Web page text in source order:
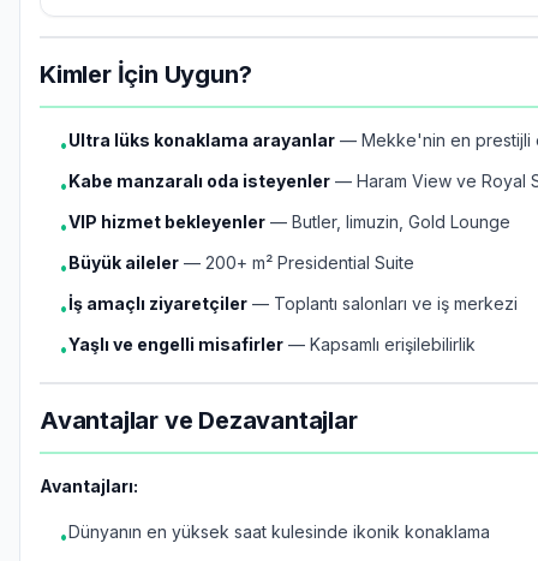
Kimler İçin Uygun?
•Ultra lüks konaklama arayanlar — Mekke'nin en prestijli
•Kabe manzaralı oda isteyenler — Haram View ve Royal
•VIP hizmet bekleyenler — Butler, limuzin, Gold Lounge
•Büyük aileler — 200+ m² Presidential Suite
•İş amaçlı ziyaretçiler — Toplantı salonları ve iş merkezi
•Yaşlı ve engelli misafirler — Kapsamlı erişilebilirlik
Avantajlar ve Dezavantajlar
Avantajları:
•Dünyanın en yüksek saat kulesinde ikonik konaklama